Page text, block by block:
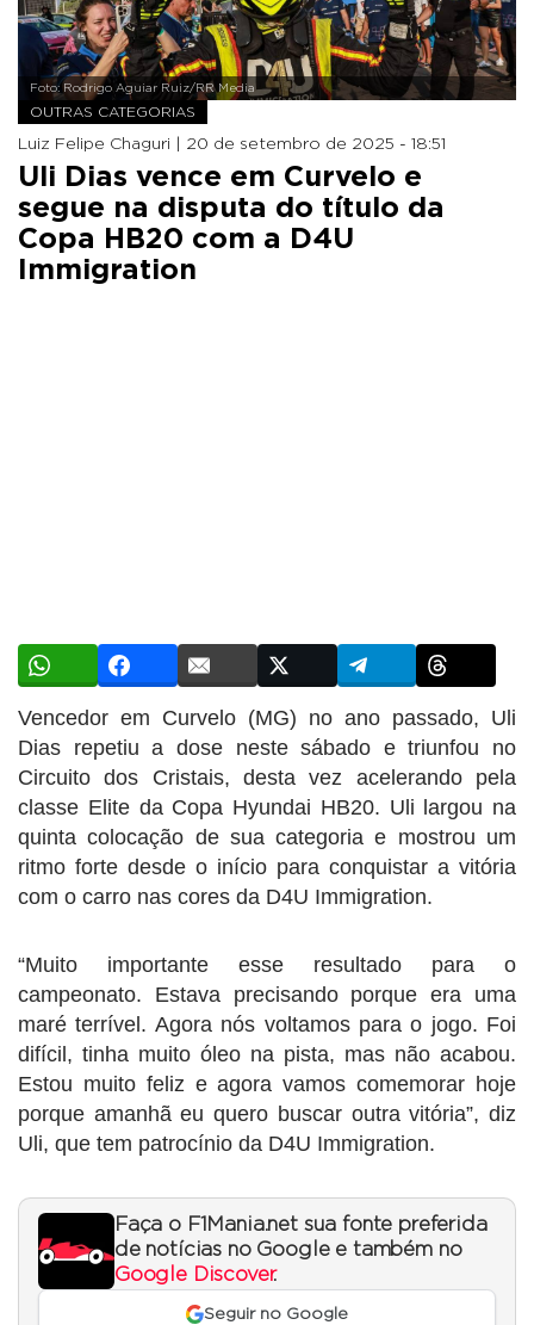
Foto: Rodrigo Aguiar Ruiz/RR Media
OUTRAS CATEGORIAS
Luiz Felipe Chaguri | 20 de setembro de 2025 - 18:51
Uli Dias vence em Curvelo e
segue na disputa do título da
Copa HB20 com a D4U
Immigration
Vencedor em Curvelo (MG) no ano passado, Uli
Dias repetiu a dose neste sábado e triunfou no
Circuito dos Cristais, desta vez acelerando pela
classe Elite da Copa Hyundai HB20. Uli largou na
quinta colocação de sua categoria e mostrou um
ritmo forte desde o início para conquistar a vitória
com o carro nas cores da D4U Immigration.
“Muito importante esse resultado para o
campeonato. Estava precisando porque era uma
maré terrível. Agora nós voltamos para o jogo. Foi
difícil, tinha muito óleo na pista, mas não acabou.
Estou muito feliz e agora vamos comemorar hoje
porque amanhã eu quero buscar outra vitória”, diz
Uli, que tem patrocínio da D4U Immigration.
Faça o F1Mania.net sua fonte preferida
de notícias no Google e também no
Google Discover.
Seguir no Google